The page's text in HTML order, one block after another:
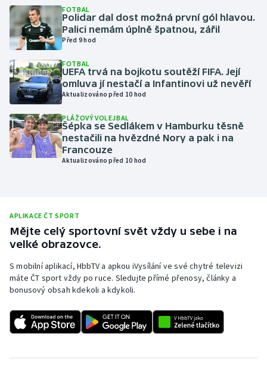
Lyže a snowboard
Moderní pětiboj
Motorsport
Olympijské hry
Parasport
Plavání
Rychlobruslení
Rychlostní kanoistika
Short track
Sportovní střelba
FOTBAL
Polidar dal dost možná první gól hlavou.
Palici nemám úplně špatnou, zářil
Před 9 hod
FOTBAL
UEFA trvá na bojkotu soutěží FIFA. Její
omluva jí nestačí a Infantinovi už nevěří
Aktualizováno před 10 hod
PLÁŽOVÝ VOLEJBAL
Šépka se Sedlákem v Hamburku těsně
nestačili na hvězdné Nory a pak i na
Francouze
Aktualizováno před 10 hod
APLIKACE ČT SPORT
Mějte celý sportovní svět vždy u sebe i na
velké obrazovce.
S mobilní aplikací, HbbTV a apkou iVysílání ve své chytré televizi
máte ČT sport vždy po ruce. Sledujte přímé přenosy, články a
bonusový obsah kdekoli a kdykoli.